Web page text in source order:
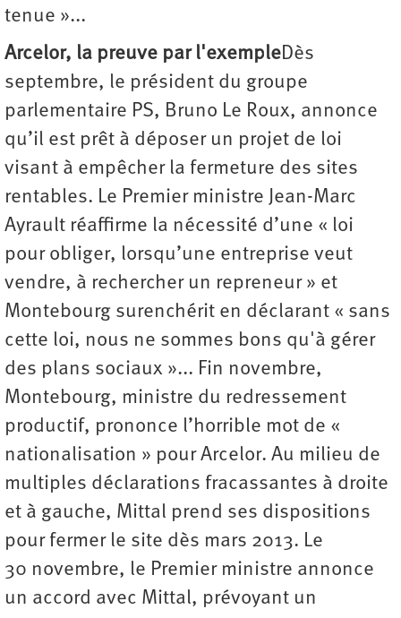
tenue »...
Arcelor, la preuve par l'exempleDès
septembre, le président du groupe
parlementaire PS, Bruno Le Roux, annonce
qu’il est prêt à déposer un projet de loi
visant à empêcher la fermeture des sites
rentables. Le Premier ministre Jean-Marc
Ayrault réaffirme la nécessité d’une « loi
pour obliger, lorsqu’une entreprise veut
vendre, à rechercher un repreneur » et
Montebourg surenchérit en déclarant « sans
cette loi, nous ne sommes bons qu'à gérer
des plans sociaux »... Fin novembre,
Montebourg, ministre du redressement
productif, prononce l’horrible mot de «
nationalisation » pour Arcelor. Au milieu de
multiples déclarations fracassantes à droite
et à gauche, Mittal prend ses dispositions
pour fermer le site dès mars 2013. Le
30 novembre, le Premier ministre annonce
un accord avec Mittal, prévoyant un